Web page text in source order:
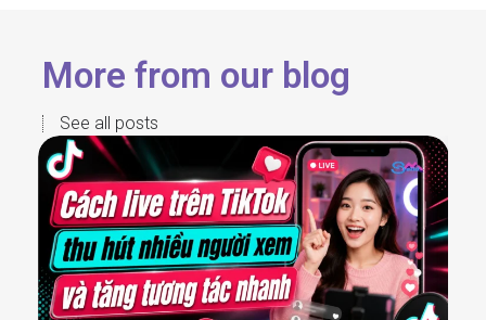
More from our blog
See all posts